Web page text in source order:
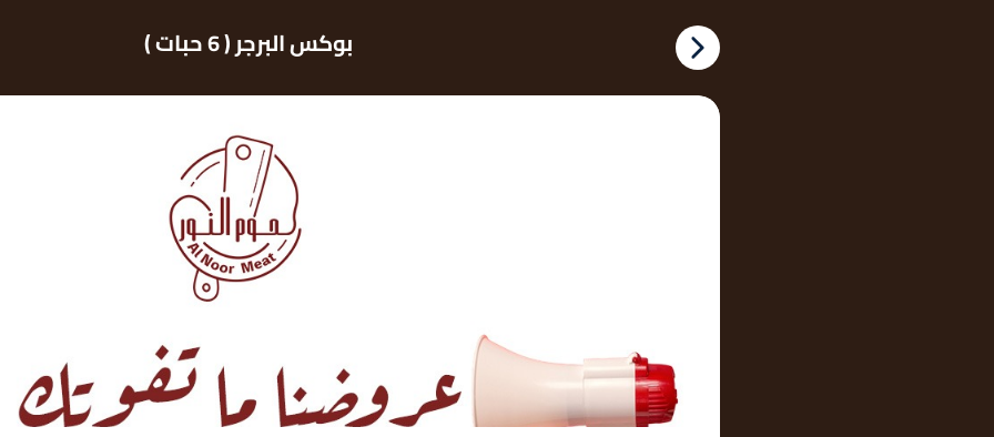
بوكس البرجر ( 6 حبات )